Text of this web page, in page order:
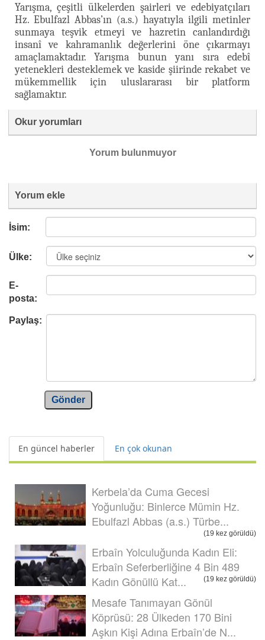
Yarışma, çeşitli ülkelerden şairleri ve edebiyatçıları
Hz. Ebulfazl Abbas’ın (a.s.) hayatıyla ilgili metinler
sunmaya teşvik etmeyi ve hazretin canlandırdığı
insanî ve kahramanlık değerlerini öne çıkarmayı
amaçlamaktadır. Yarışma bunun yanı sıra edebî
yetenekleri desteklemek ve kaside şiirinde rekabet ve
mükemmellik için uluslararası bir platform
sağlamaktır.
Okur yorumları
Yorum bulunmuyor
Yorum ekle
İsim:
Ülke:
E-
posta:
Paylaş:
Gönder
En güncel haberler En çok okunan
Kerbela’da Cuma Gecesi
Yoğunluğu: Binlerce Mümin Hz.
Ebulfazl Abbas (a.s.) Türbe...
(19 kez görüldü)
Erbaîn Yolculuğunda Kadın Eli:
Erbaîn Seferberliğine 4 Bin 489
Kadın Gönüllü Kat...
(19 kez görüldü)
Mesafe Tanımayan Gönül
Köprüsü: 28 Ülkeden 170 Bini
Aşkın Kişi Adına Erbaîn’de N...